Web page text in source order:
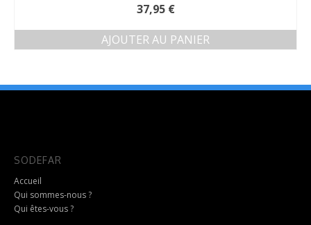
Les
options
peuvent
sur
37,95 €
AJOUTER AU PANIER
SODEFAR
Accueil
Qui sommes-nous ?
Qui êtes-vous ?